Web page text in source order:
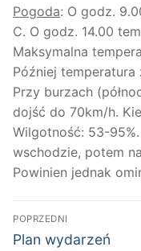
Pogoda: O godz.
C. O godz. 14.00
Maksymalna temp
Później
Przy burzach
dojść do 70km/h.
Wilgotność: 53-95%.
wschodzie, potem
Powinien jednak
Nawigacja
wpisu
POPRZEDNI
Poprzedni
Plan wydarzeń